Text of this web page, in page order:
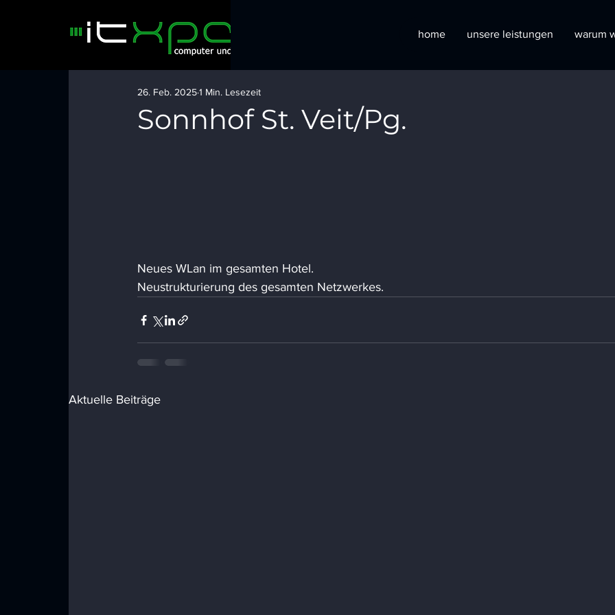
home unsere leistungen warum
Sonnhof St. Veit/Pg.
26. Feb. 20251 Min. Lesezeit
Neues WLan im gesamten Hotel.
Neustrukturierung des gesamten Netzwerkes.
Aktuelle Beiträge